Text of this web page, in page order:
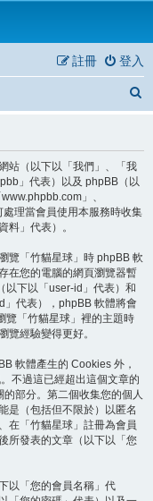
登入
註冊
站（以下以「我們」、「我
」代表）以及 phpBB（以
」、
處理當會員使用本服務時收集
料」代表）。
覽「竹貓星球」時 phpBB 軟
在您的電腦的網頁瀏覽器暫
以下以「user-id」代表）和
代表），phpBB 軟體將會
覽「竹貓星球」裡的主題時
覽經驗變得更好。
軟體產生的 Cookies 外，
不過這已經超出這個文章的
部分。第二個收集您的個人
是（包括但不限於）以匿名
在「竹貓星球」註冊為會員
所發表的文章（以下以「您
以「您的會員名稱」代